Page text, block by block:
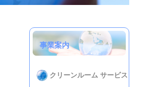
事業案内
クリーンルーム サービス